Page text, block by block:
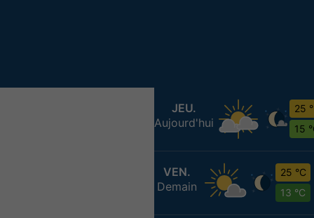
JEU.
Aujourd'hui
25
15
VEN.
Demain
25 °C
13 °C